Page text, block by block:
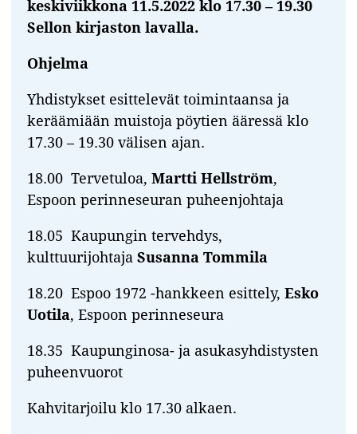
keskiviikkona 11.5.2022 klo 17.30 – 19.30
Sellon kirjaston lavalla.
Ohjelma
Yhdistykset esittelevät toimintaansa ja
keräämiään muistoja pöytien ääressä klo
17.30 – 19.30 välisen ajan.
18.00 Tervetuloa,Martti Hellström,
Espoon perinneseuran puheenjohtaja
18.05 Kaupungin tervehdys,
kulttuurijohtajaSusanna Tommila
18.20 Espoo 1972 -hankkeen esittely,Esko
Uotila, Espoon perinneseura
18.35 Kaupunginosa- ja asukasyhdistysten
puheenvuorot
Kahvitarjoilu klo 17.30 alkaen.